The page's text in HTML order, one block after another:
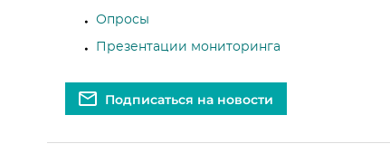
Опросы
Презентации мониторинга
Подписаться на новости